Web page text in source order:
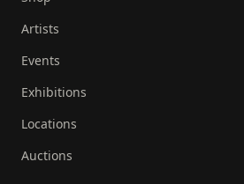
ontstaat!
Artists
Events
Exhibitions
Locations
Auctions